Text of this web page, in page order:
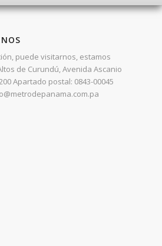
puede visitarnos, estamos
de Curundú, Avenida Ascanio
Apartado postal: 0843-00045